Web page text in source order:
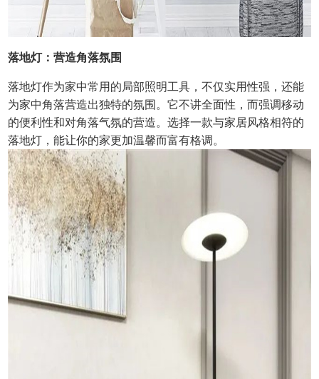
落地灯：营造角落氛围
落地灯作为家中常用的局部照明工具，不仅实用性强，还能
为家中角落营造出独特的氛围。它不讲全面性，而强调移动
的便利性和对角落气氛的营造。选择一款与家居风格相符的
落地灯，能让你的家更加温馨而富有格调。